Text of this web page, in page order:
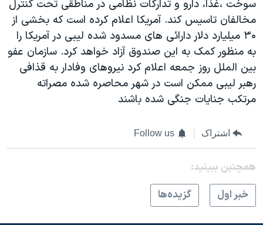
همایش محافظه‌کاران آمریکا «سی‌پک»
صفحه‌های ویژه
سفر پرزیدنت ترامپ به چین
سوخت ،غذا، دارو و تدارکات نظامی در مناطقی تحت کنترل
مخالفان تاسیس کند. آمریکا اعلام کرده است که بخشی از
۳۰ میلیارد دلار دارائی های مسدود شده لیبی در آمریکا را
به منظور کمک به این صندوق آزاد خواهد کرد. سازمان عفو
بین الملل روز جمعه اعلام کرد نیروهای وفادار به قذافی
رهبر لیبی ممکن است در شهر محاصره شده مصراته
مرتکب جنایات جنگی شده باشند
اشتراک Follow us
همچنبن ببینید:
خبر اول
گزيده‌ها